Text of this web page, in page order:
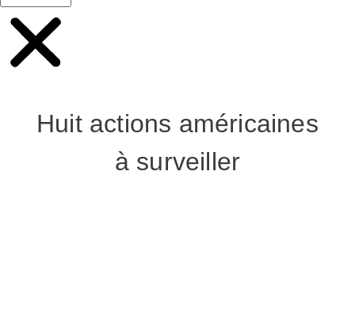
Huit actions américaines
à surveiller